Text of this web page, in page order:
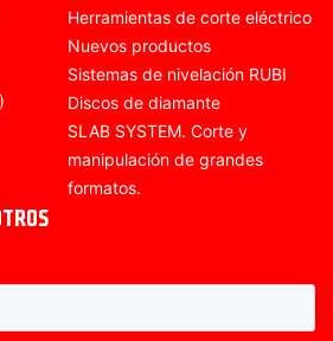
Herramientas de corte eléctrico
Nuevos productos
Sistemas de nivelación RUBI
Discos de diamante
SLAB SYSTEM. Corte y
manipulación de grandes
formatos.